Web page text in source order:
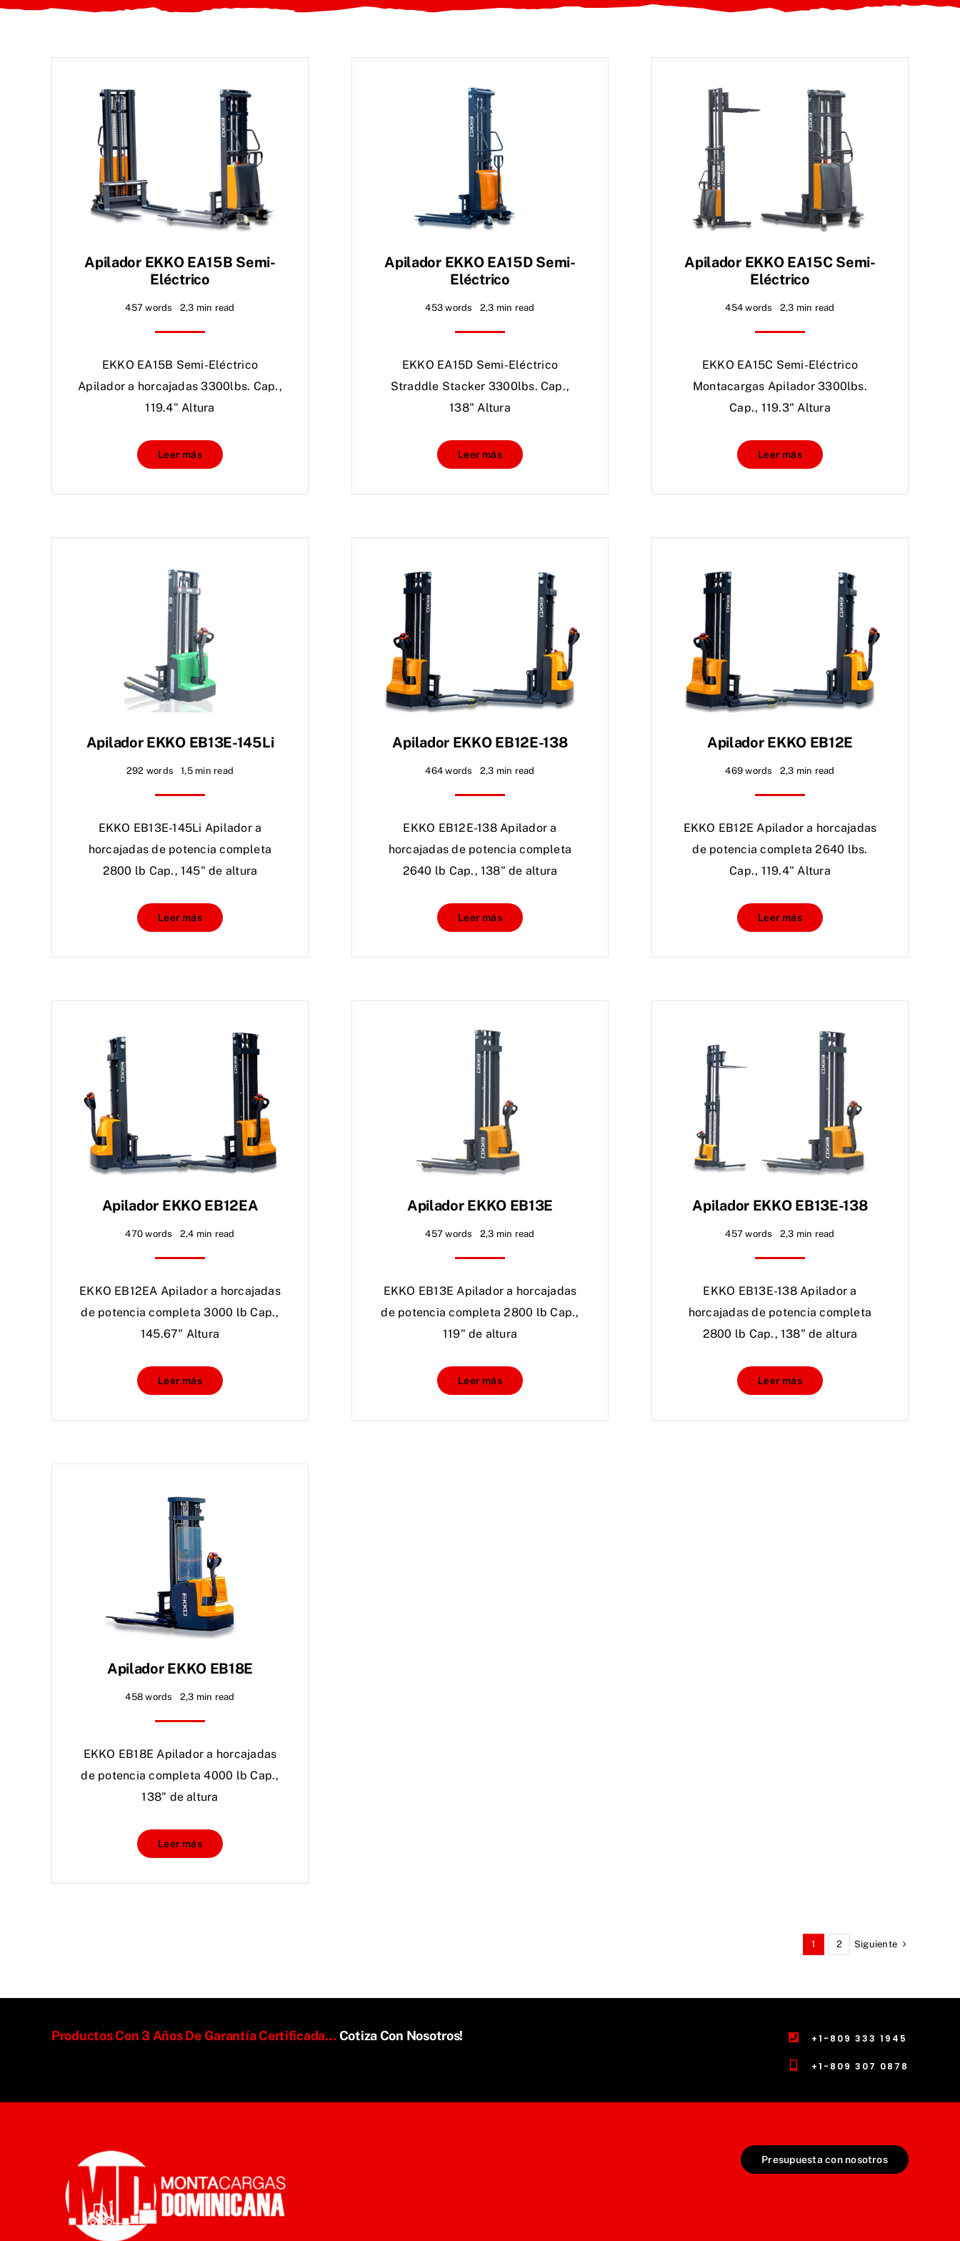
Apilador EKKO EA15B Semi-
Eléctrico
457 words 2,3 min read
EKKO EA15B Semi-Eléctrico
Apilador a horcajadas 3300lbs. Cap.,
119.4" Altura
Leer más
Apilador EKKO EA15D Semi-
Eléctrico
453 words 2,3 min read
EKKO EA15D Semi-Eléctrico
Straddle Stacker 3300lbs. Cap.,
138" Altura
Leer más
Apilador EKKO EA15C Semi-
Eléctrico
454 words 2,3 min read
EKKO EA15C Semi-Eléctrico
Montacargas Apilador 3300lbs.
Cap., 119.3" Altura
Leer más
Apilador EKKO EB13E-145Li
292 words 1,5 min read
EKKO EB13E-145Li Apilador a
horcajadas de potencia completa
2800 lb Cap., 145" de altura
Leer más
Apilador EKKO EB12E-138
464 words 2,3 min read
EKKO EB12E-138 Apilador a
horcajadas de potencia completa
2640 lb Cap., 138" de altura
Leer más
Apilador EKKO EB12E
469 words 2,3 min read
EKKO EB12E Apilador a horcajadas
de potencia completa 2640 lbs.
Cap., 119.4" Altura
Leer más
Apilador EKKO EB12EA
470 words 2,4 min read
EKKO EB12EA Apilador a horcajadas
de potencia completa 3000 lb Cap.,
145.67" Altura
Leer más
Apilador EKKO EB13E
457 words 2,3 min read
EKKO EB13E Apilador a horcajadas
de potencia completa 2800 lb Cap.,
119" de altura
Leer más
Apilador EKKO EB13E-138
457 words 2,3 min read
EKKO EB13E-138 Apilador a
horcajadas de potencia completa
2800 lb Cap., 138" de altura
Leer más
Apilador EKKO EB18E
458 words 2,3 min read
EKKO EB18E Apilador a horcajadas
de potencia completa 4000 lb Cap.,
138" de altura
Leer más
1 2 Siguiente
Productos Con 3 Años De Garantía Certificada… Cotiza Con Nosotros! +1-809 333 1945
+1-809 307 0878
Presupuesta con nosotros